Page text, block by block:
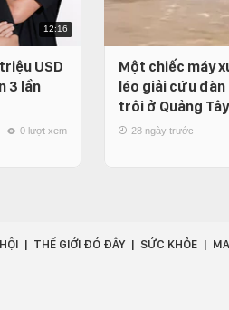
12:16
USD
3 lần
0 lượt xem
Một chiếc máy
léo giải cứu
trôi ở Quảng Tây
28 ngày trước
THẾ GIỚI ĐÓ ĐÂY SỨC KHỎE